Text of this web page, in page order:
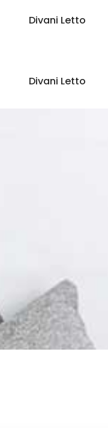
Divani Letto
Divani Letto